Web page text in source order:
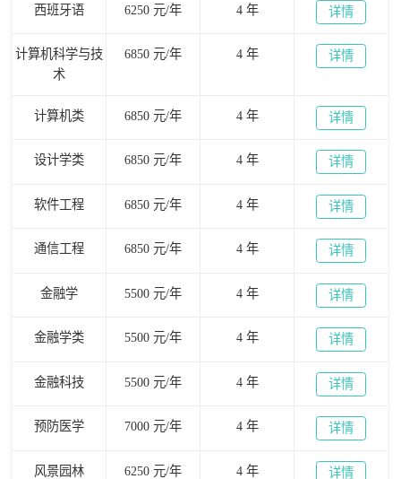
西班牙语 6250 元/年 4 年 详情
计算机科学与技
术
6850 元/年 4 年 详情
计算机类 6850 元/年 4 年 详情
设计学类 6850 元/年 4 年 详情
软件工程 6850 元/年 4 年 详情
通信工程 6850 元/年 4 年 详情
金融学 5500 元/年 4 年 详情
金融学类 5500 元/年 4 年 详情
金融科技 5500 元/年 4 年 详情
预防医学 7000 元/年 4 年 详情
风景园林 6250 元/年 4 年 详情